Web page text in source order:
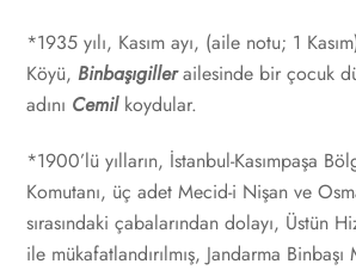
*1935 yılı, Kasım ayı, (aile notu; 1
Köyü,Binbaşıgillerailesinde bir çocuk
adını Cemil koydular.
*1900’lü yılların, İstanbul-Kasımpaşa
Komutanı, üç adet Mecid-i Nişan ve
sırasındaki çabalarından dolayı, Üstün
ile mükafatlandırılmış, Jandarma